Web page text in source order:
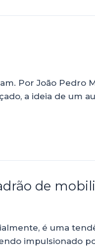
Por João Pedro
a ideia de um
de
é uma
impulsionado